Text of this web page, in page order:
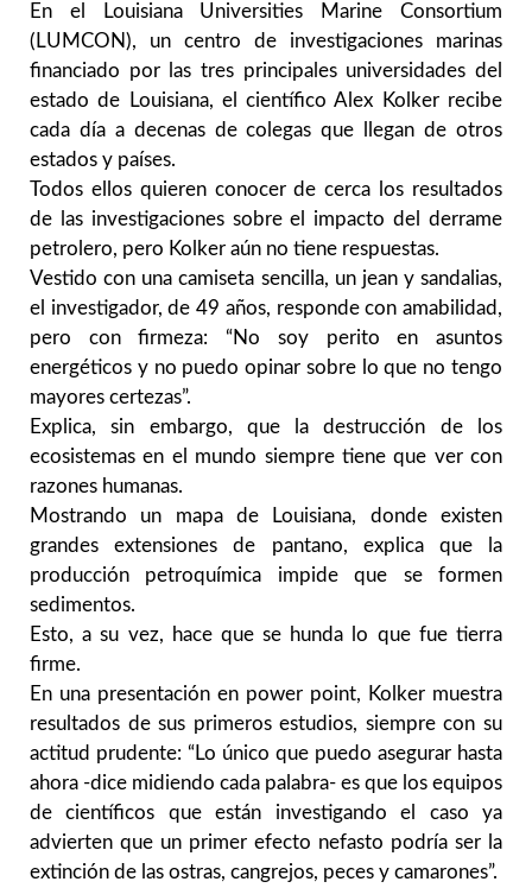
En el Louisiana Universities Marine Consortium
(LUMCON), un centro de investigaciones marinas
financiado por las tres principales universidades del
estado de Louisiana, el científico Alex Kolker recibe
cada día a decenas de colegas que llegan de otros
estados y países.
Todos ellos quieren conocer de cerca los resultados
de las investigaciones sobre el impacto del derrame
petrolero, pero Kolker aún no tiene respuestas.
Vestido con una camiseta sencilla, un jean y sandalias,
el investigador, de 49 años, responde con amabilidad,
pero con firmeza: “No soy perito en asuntos
energéticos y no puedo opinar sobre lo que no tengo
mayores certezas”.
Explica, sin embargo, que la destrucción de los
ecosistemas en el mundo siempre tiene que ver con
razones humanas.
Mostrando un mapa de Louisiana, donde existen
grandes extensiones de pantano, explica que la
producción petroquímica impide que se formen
sedimentos.
Esto, a su vez, hace que se hunda lo que fue tierra
firme.
En una presentación en power point, Kolker muestra
resultados de sus primeros estudios, siempre con su
actitud prudente: “Lo único que puedo asegurar hasta
ahora -dice midiendo cada palabra- es que los equipos
de científicos que están investigando el caso ya
advierten que un primer efecto nefasto podría ser la
extinción de las ostras, cangrejos, peces y camarones”.